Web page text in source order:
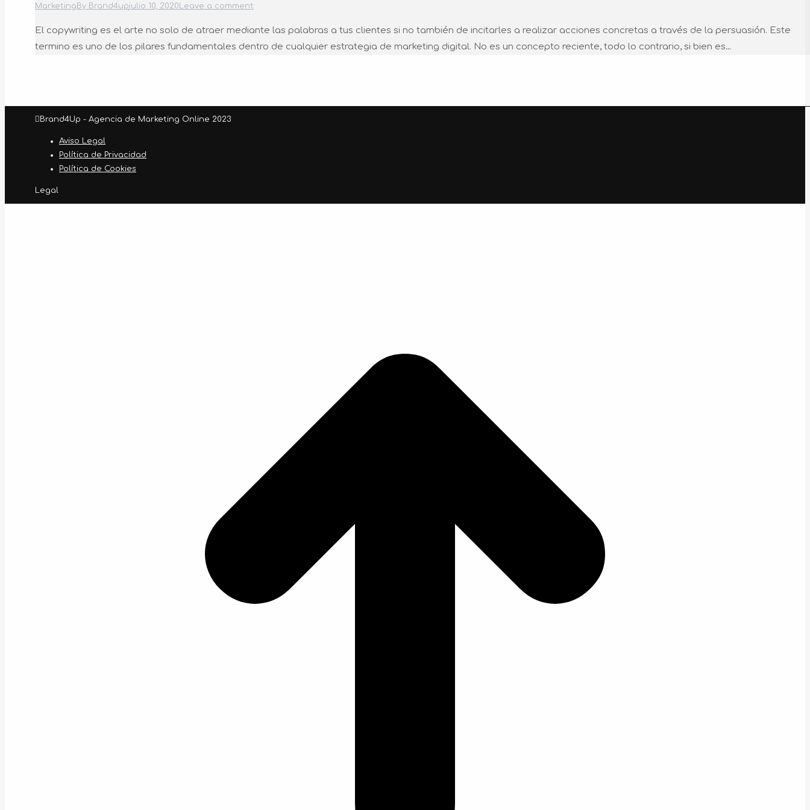
Marketing By Brand4upjulio 10, 2020 Leave a comment
El copywriting es el arte no solo de atraer mediante las palabras a tus clientes si no también de incitarles a realizar acciones concretas a través de la persuasión. Este
termino es uno de los pilares fundamentales dentro de cualquier estrategia de marketing digital. No es un concepto reciente, todo lo contrario, si bien es…
Brand4Up - Agencia de Marketing Online 2023
Aviso Legal
Política de Privacidad
Política de Cookies
Legal